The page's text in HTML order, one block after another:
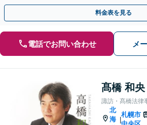
料金表を見る
電話でお問い合わせ メ
髙橋 和央
諏訪・髙橋法律
北
海 |
札幌市